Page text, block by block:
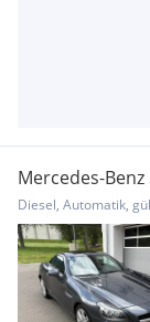
Mercedes-Benz
BlueEfficiency
Diesel, Automatik,